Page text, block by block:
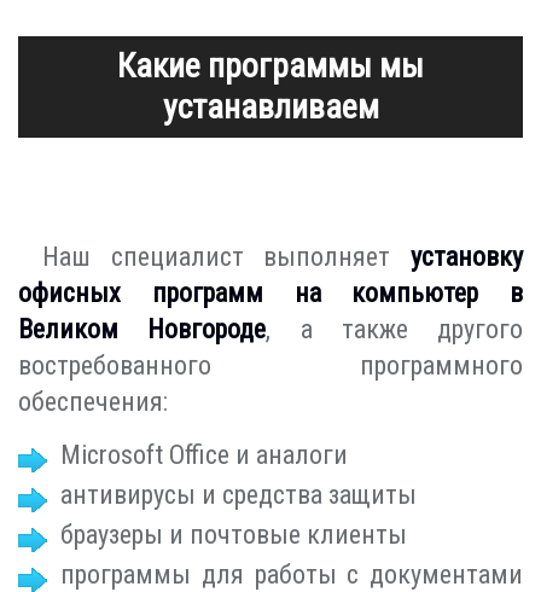
Какие программы мы
устанавливаем
Наш специалист выполняет установку
офисных программ на компьютер в
Великом Новгороде, а также другого
востребованного программного
обеспечения:
Microsoft Office и аналоги
антивирусы и средства защиты
браузеры и почтовые клиенты
программы для работы с документами